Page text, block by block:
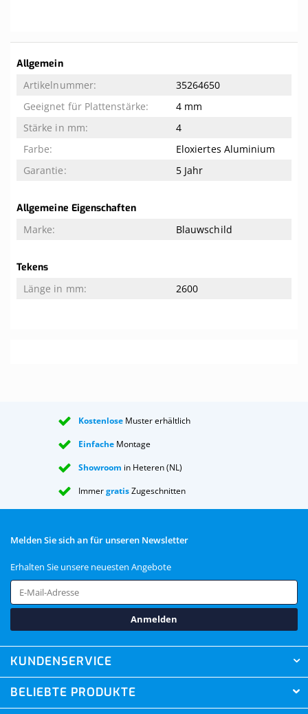
Weitere
Informationen
Allgemein
35264650
4 mm
4
Eloxiertes Aluminium
5 Jahr
Allgemeine Eigenschaften
Blauwschild
Tekens
2600
Kostenlose Muster erhältlich
Einfache Montage
Showroom in Heteren (NL)
ImmergratisZugeschnitten
Melden Sie sich an für unseren Newsletter
Erhalten Sie unsere neuesten Angebote
Anmelden
KUNDENSERVICE
BELIEBTE PRODUKTE